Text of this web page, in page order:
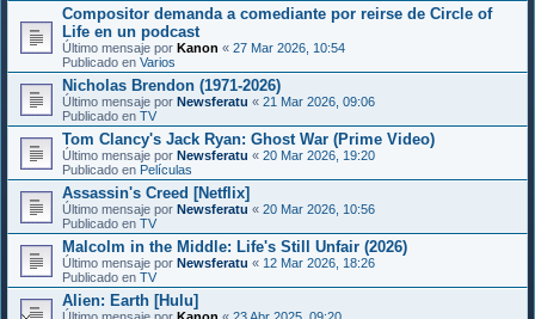
Compositor demanda a comediante por reirse de Circle of
Life en un podcast
Último mensaje por Kanon « 27 Mar 2026, 10:54
Publicado en Varios
Nicholas Brendon (1971-2026)
Último mensaje por Newsferatu « 21 Mar 2026, 09:06
Publicado en TV
Tom Clancy's Jack Ryan: Ghost War (Prime Video)
Último mensaje por Newsferatu « 20 Mar 2026, 19:20
Publicado en Películas
Assassin's Creed [Netflix]
Último mensaje por Newsferatu « 20 Mar 2026, 10:56
Publicado en TV
Malcolm in the Middle: Life's Still Unfair (2026)
Último mensaje por Newsferatu « 12 Mar 2026, 18:26
Publicado en TV
Alien: Earth [Hulu]
Último mensaje por Kanon « 23 Abr 2025, 09:20